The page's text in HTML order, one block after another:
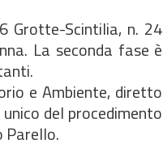
Grotte-Scintilia, n. 24
La seconda fase è
e Ambiente, diretto
del procedimento
Parello.